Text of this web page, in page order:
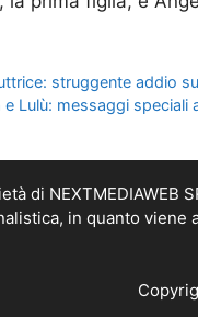
struggente addio
Lulù: messaggi speciali
di NEXTMEDIAWEB
in quanto